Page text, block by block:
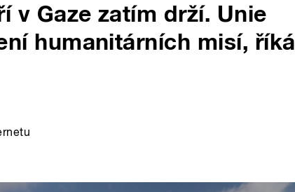
v Gaze zatím drží. Unie
humanitárních misí, říká